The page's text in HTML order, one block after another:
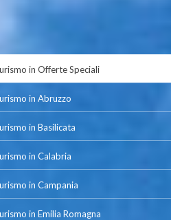
in Offerte Speciali
in Abruzzo
in Basilicata
in Calabria
in Campania
in Emilia Romagna